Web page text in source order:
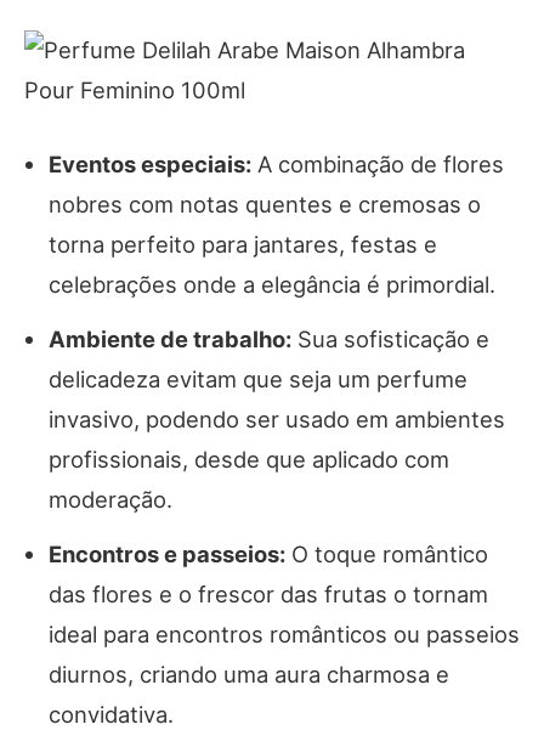
Eventos especiais: A combinação de flores
nobres com notas quentes e cremosas o
torna perfeito para jantares, festas e
celebrações onde a elegância é primordial.
Ambiente de trabalho: Sua sofisticação e
delicadeza evitam que seja um perfume
invasivo, podendo ser usado em ambientes
profissionais, desde que aplicado com
moderação.
Encontros e passeios: O toque romântico
das flores e o frescor das frutas o tornam
ideal para encontros românticos ou passeios
diurnos, criando uma aura charmosa e
convidativa.